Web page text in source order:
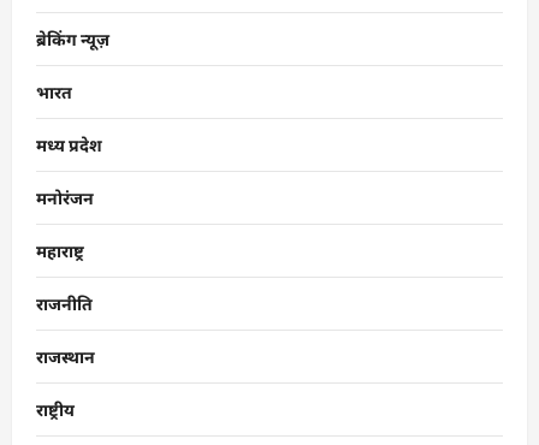
ब्रेकिंग न्यूज़
भारत
मध्य प्रदेश
मनोरंजन
महाराष्ट्र
राजनीति
राजस्थान
राष्ट्रीय